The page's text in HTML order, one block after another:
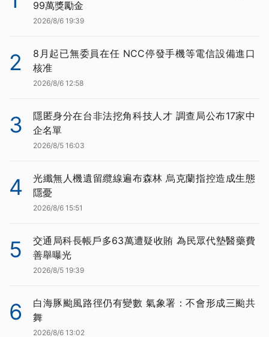
99萬獎勵金
2026/8/6 19:39
2
8月起已無委員在任 NCC停發手機等電信設備進口
核准
2026/8/6 12:58
3
隱匿身分在台非法挖角科技人才 調查局公布17家中
企名單
2026/8/5 16:03
4
光纖無人機遺留纜線遍布森林 烏克蘭指控造成生態
隱憂
2026/8/6 15:51
5
交通局科長帳戶多63萬遭疑收賄 為民眾代墊醫藥費
善舉曝光
2026/8/5 19:39
6
白海豚颱風路徑仍有變數 氣象署：不會形成三颱共
舞
2026/8/6 13:02